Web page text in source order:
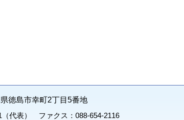
徳島市幸町2丁目5番地
（代表） ファクス：088-654-2116